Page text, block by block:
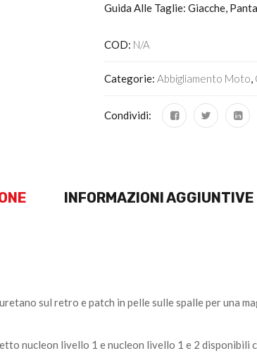
Guida Alle Taglie: Giacche,
COD: N/A
Categorie: Abbigliamento Moto
Condividi:
INFORMAZIONI AGGIUNTIVE
sul retro e patch in pelle sulle spalle per una
nucleon livello 1 e nucleon livello 1 e 2 disponibili